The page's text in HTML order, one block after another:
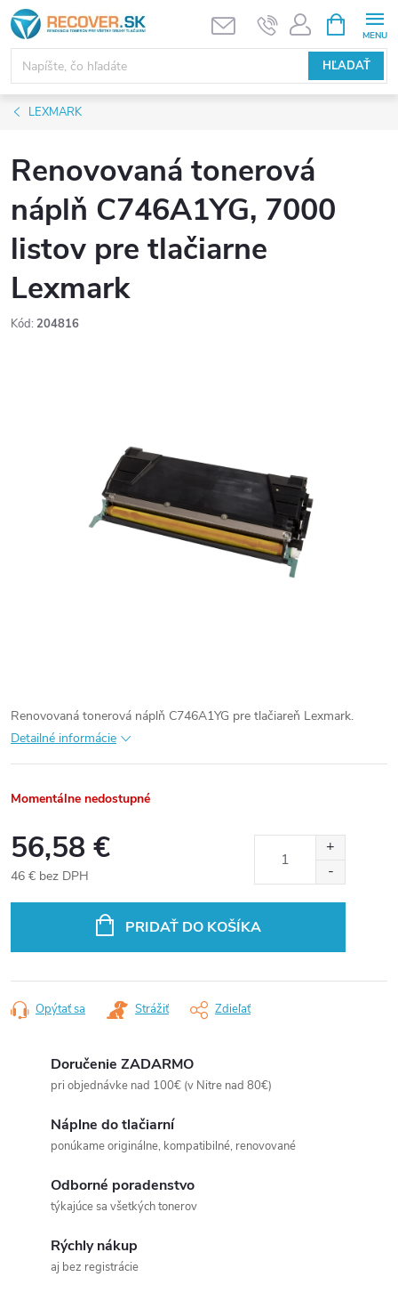
Prejsť
na
obsah
HĽADAŤ
KOŠÍK
LEXMARK
Renovovaná tonerová
náplň C746A1YG, 7000
listov pre tlačiarne
Lexmark
Kód: 204816
Renovovaná tonerová náplň C746A1YG pre tlačiareň Lexmark.
Detailné informácie
Momentálne nedostupné
56,58 €
46 € bez DPH
PRIDAŤ DO KOŠÍKA
Opýtať sa Strážiť Zdieľať
Doručenie ZADARMO
pri objednávke nad 100€ (v Nitre nad 80€)
Náplne do tlačiarní
ponúkame originálne, kompatibilné, renovované
Odborné poradenstvo
týkajúce sa všetkých tonerov
Rýchly nákup
aj bez registrácie